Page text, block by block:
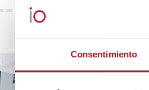
Consentimiento